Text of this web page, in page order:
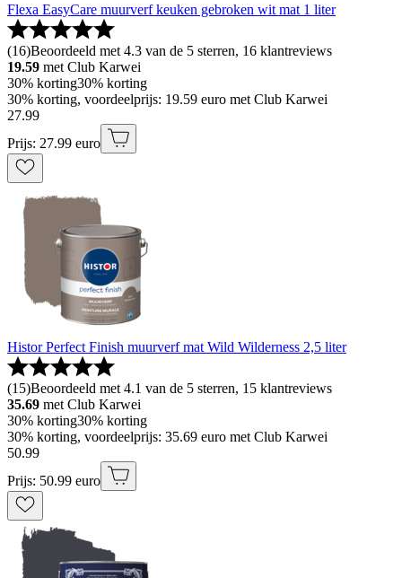
Flexa EasyCare muurverf keuken gebroken wit mat 1 liter
(16)Beoordeeld met 4.3 van de 5 sterren, 16 klantreviews
19.59 met Club Karwei
30% korting30% korting
30% korting, voordeelprijs: 19.59 euro met Club Karwei
27.99
Prijs: 27.99 euro
Histor Perfect Finish muurverf mat Wild Wilderness 2,5 liter
(15)Beoordeeld met 4.1 van de 5 sterren, 15 klantreviews
35.69 met Club Karwei
30% korting30% korting
30% korting, voordeelprijs: 35.69 euro met Club Karwei
50.99
Prijs: 50.99 euro